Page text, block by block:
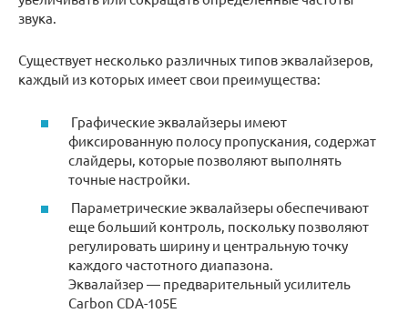
звука.
Существует несколько различных типов эквалайзеров,
каждый из которых имеет свои преимущества:
Графические эквалайзеры имеют
фиксированную полосу пропускания, содержат
слайдеры, которые позволяют выполнять
точные настройки.
Параметрические эквалайзеры обеспечивают
еще больший контроль, поскольку позволяют
регулировать ширину и центральную точку
каждого частотного диапазона.
Эквалайзер — предварительный усилитель
Carbon CDA-105E